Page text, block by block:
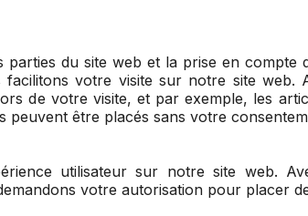
du site web et la prise en compte
votre visite sur notre site web.
de votre visite, et par exemple, les
peuvent être placés sans votre
utilisateur sur notre site web.
votre autorisation pour placer